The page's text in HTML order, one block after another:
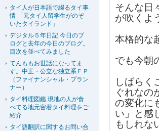
そんな日
が吹くよ
本格的な
でも今朝
しばらく
ぐれなの
の変化に
い」と感
もしれな
タイ人が日本語で綴るタイ事
情 「元タイ人留学生がのぞ
いたタイランド」
デジタル５年日記 今日のブ
ログと去年の今日のブログ。
目次を並べてみました
てんももお世話になってま
す。中正・公立な独立系ＦＰ
（ファイナンシャル・プラン
ナー）
タイ料理図鑑 現地の人が食
べてる地元密着タイ料理をご
紹介
タイ語翻訳に関するお問い合